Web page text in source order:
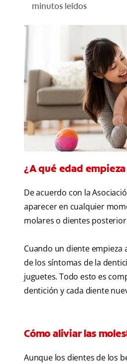
minutos leídos
¿A qué edad
De acuerdo con la
aparecer en cualquier
molares o dientes
Cuando un diente empieza
de los síntomas de la
juguetes. Todo esto es
dentición y cada diente
Cómo aliviar las
Aunque los dientes de los